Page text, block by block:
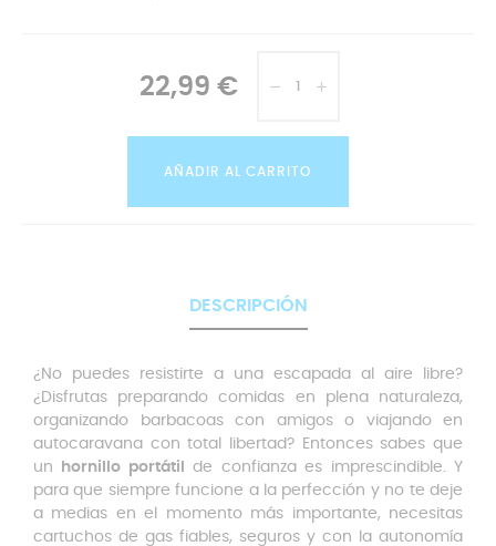
22,99 €
AÑADIR AL CARRITO
DESCRIPCIÓN
¿No puedes resistirte a una escapada al aire libre?
¿Disfrutas preparando comidas en plena naturaleza,
organizando barbacoas con amigos o viajando en
autocaravana con total libertad? Entonces sabes que
un
hornillo portátil
de confianza es imprescindible. Y
para que siempre funcione a la perfección y no te deje
a medias en el momento más importante, necesitas
cartuchos de gas fiables, seguros y con la autonomía